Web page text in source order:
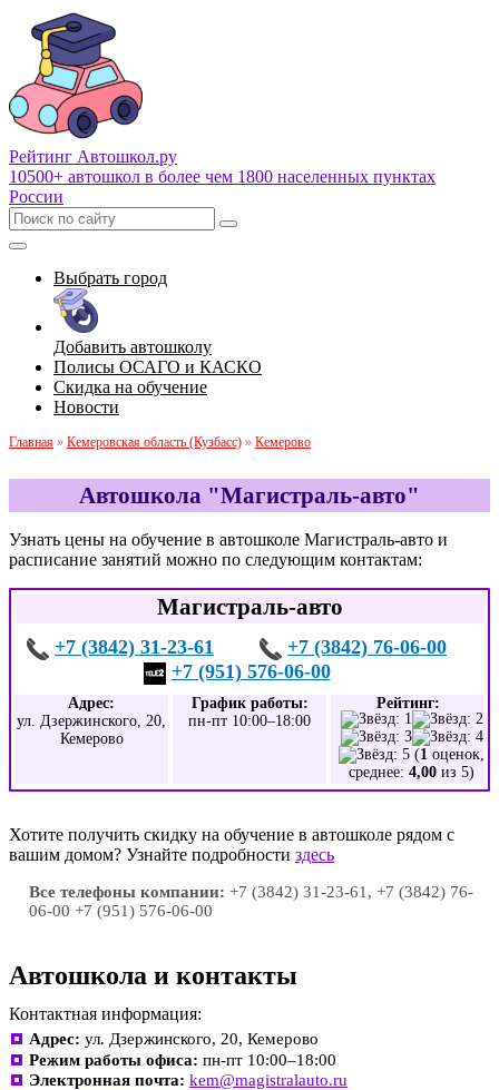
Рейтинг Автошкол.ру
10500+ автошкол в более чем 1800 населенных пунктах
России
Выбрать город
Добавить автошколу
Полисы ОСАГО и КАСКО
Скидка на обучение
Новости
Главная » Кемеровская область (Кузбасс) » Кемерово
Автошкола "Магистраль-авто"
Узнать цены на обучение в автошколе Магистраль-авто и
расписание занятий можно по следующим контактам:
Магистраль-авто
+7 (3842) 31-23-61
+7 (3842) 76-06-00
+7 (951) 576-06-00
Адрес:
ул. Дзержинского, 20,
Кемерово
График работы:
пн-пт 10:00–18:00
Рейтинг:
(1 оценок,
среднее: 4,00 из 5)
Хотите получить скидку на обучение в автошколе рядом с
вашим домом? Узнайте подробности здесь
Все телефоны компании: +7 (3842) 31-23-61, +7 (3842) 76-
06-00 +7 (951) 576-06-00
Автошкола и контакты
Контактная информация:
Адрес: ул. Дзержинского, 20, Кемерово
Режим работы офиса: пн-пт 10:00–18:00
Электронная почта: kem@magistralauto.ru